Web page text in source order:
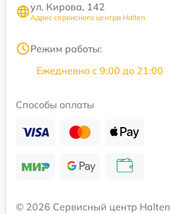
ул. Кирова, 142
Адрес сервисного центра Halten
Режим работы:
Ежедневно с 9:00 до 21:00
Способы оплаты
© 2026 Сервисный центр Halten